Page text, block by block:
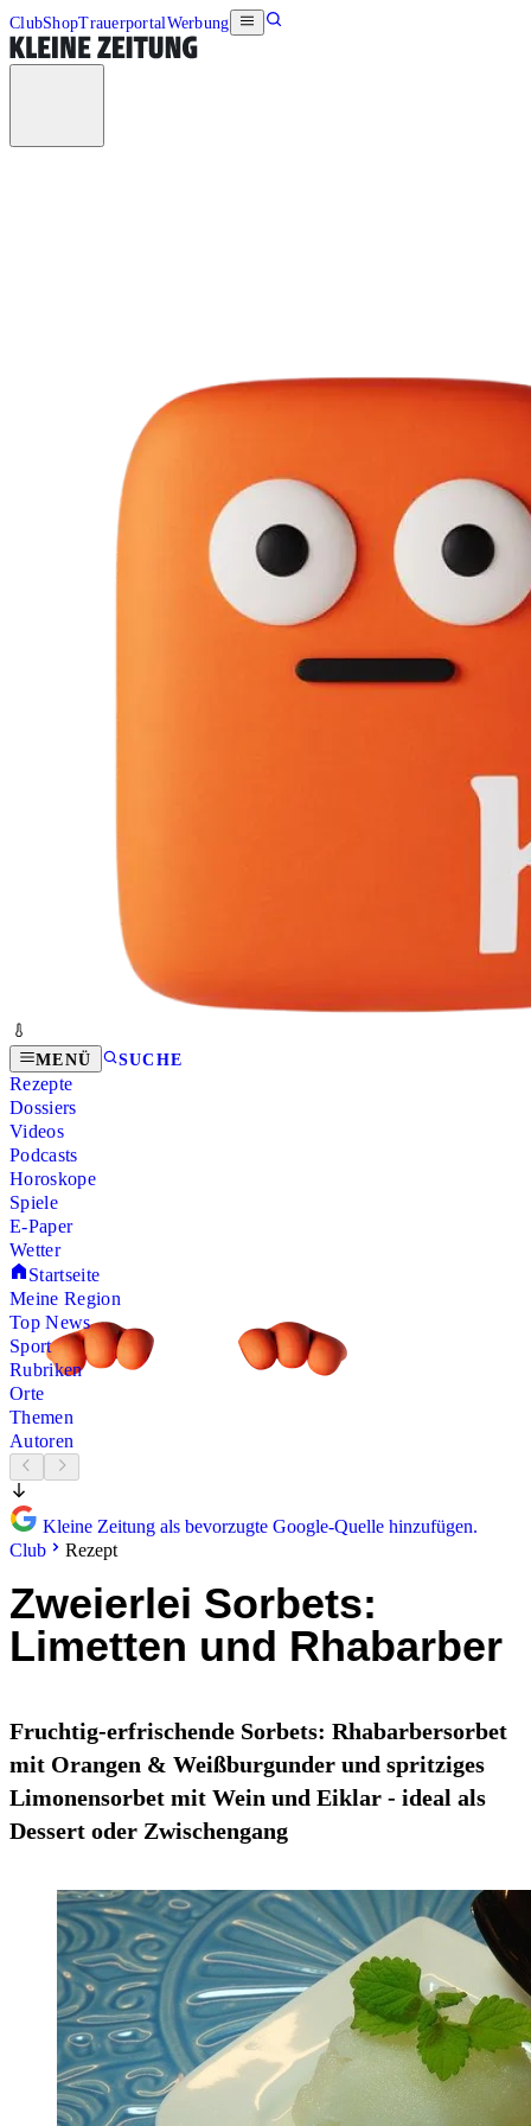
ClubShopTrauerportalWerbung
MENÜ SUCHE
Rezepte
Dossiers
Videos
Podcasts
Horoskope
Spiele
E-Paper
Wetter
Startseite
Meine Region
Top News
Sport
Rubriken
Orte
Themen
Autoren
Kleine Zeitung als bevorzugte Google-Quelle hinzufügen.
Club
Rezept
Zweierlei Sorbets:
Limetten und Rhabarber
Fruchtig-erfrischende Sorbets: Rhabarbersorbet
mit Orangen & Weißburgunder und spritziges
Limonensorbet mit Wein und Eiklar - ideal als
Dessert oder Zwischengang